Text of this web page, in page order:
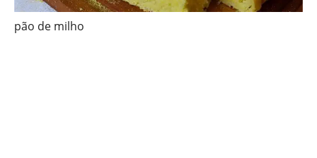
pão de milho